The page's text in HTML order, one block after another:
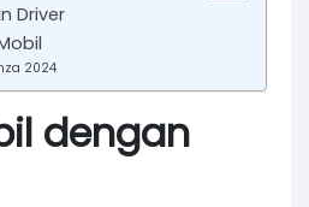
Driver
2024
dengan